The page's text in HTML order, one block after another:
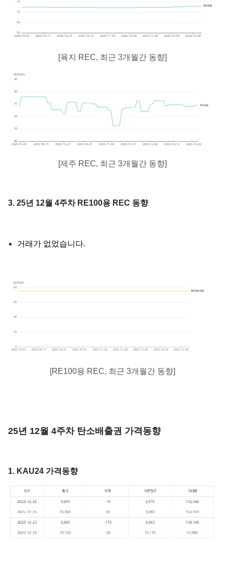
[육지 REC, 최근 3개월간 동향]
[제주 REC, 최근 3개월간 동향]
3. 25년 12월 4주차 RE100용 REC 동향
거래가 없었습니다.
[RE100용 REC, 최근 3개월간 동향]
25년 12월 4주차 탄소배출권 가격동향
1. KAU24 가격동향